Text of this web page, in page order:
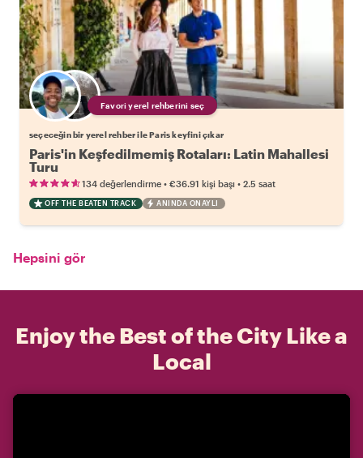
Favori yerel rehberini seç
seçeceğin bir yerel rehber ile Paris keyfini çıkar
Paris'in Keşfedilmemiş Rotaları: Latin Mahallesi
Turu
134 değerlendirme • €36.91 kişi başı • 2.5 saat
OFF THE BEATEN TRACK ANINDA ONAYLI
Hepsini gör
Enjoy the Best of the City Like a
Local